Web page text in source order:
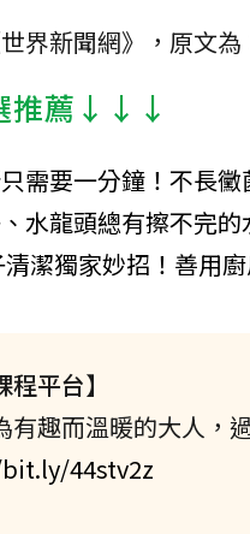
界新聞網》，原文為
推薦↓↓↓
需要一分鐘！不長
水龍頭總有擦不完
潔獨家妙招！善用
程平台】
有趣而溫暖的大人，
44stv2z